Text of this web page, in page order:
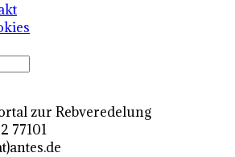
zur Rebveredelung
77101